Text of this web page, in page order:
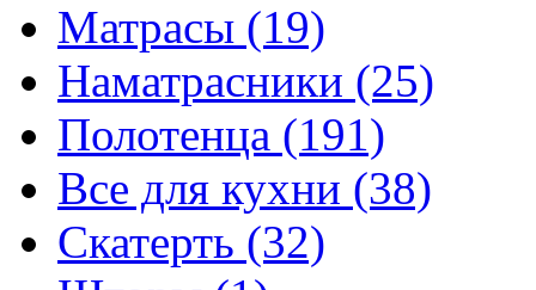
Матрасы (19)
Наматрасники (25)
Полотенца (191)
Все для кухни (38)
Скатерть (32)